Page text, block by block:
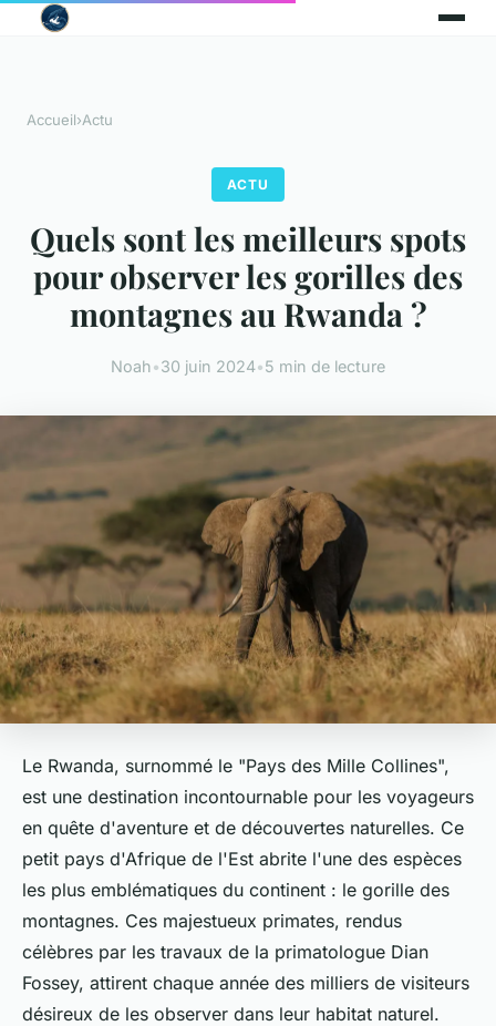
Accueil›Actu
ACTU
Quels sont les meilleurs spots
pour observer les gorilles des
montagnes au Rwanda ?
Noah•30 juin 2024•5 min de lecture
Le Rwanda, surnommé le "Pays des Mille Collines",
est une destination incontournable pour les voyageurs
en quête d'aventure et de découvertes naturelles. Ce
petit pays d'Afrique de l'Est abrite l'une des espèces
les plus emblématiques du continent : le gorille des
montagnes. Ces majestueux primates, rendus
célèbres par les travaux de la primatologue Dian
Fossey, attirent chaque année des milliers de visiteurs
désireux de les observer dans leur habitat naturel.